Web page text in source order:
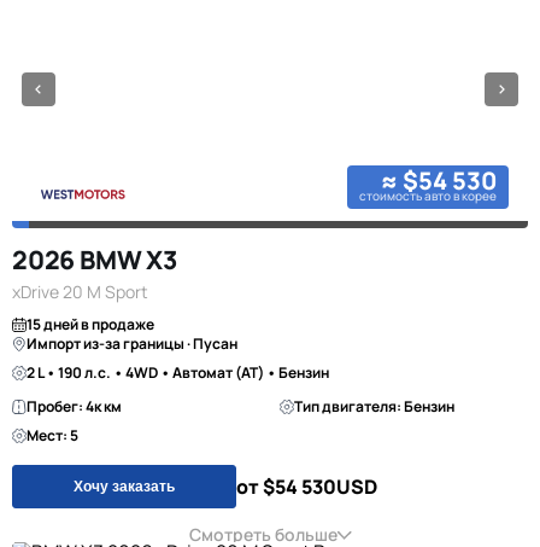
≈ $54 530
стоимость авто в корее
2026 BMW X3
xDrive 20 M Sport
15 дней в продаже
Импорт из-за границы · Пусан
2 L • 190 л.с. • 4WD • Автомат (AT) • Бензин
Пробег: 4к км
Тип двигателя: Бензин
Мест: 5
Хочу заказать от $54 530USD
Смотреть больше